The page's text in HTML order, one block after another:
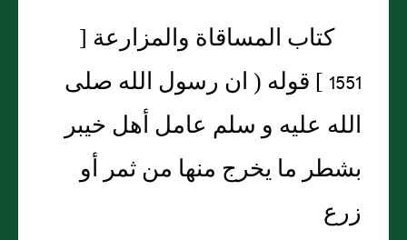
كتاب المساقاة والمزارعة [
1551 ] قوله ( ان رسول الله صلى
الله عليه و سلم عامل أهل خيبر
بشطر ما يخرج منها من ثمر أو
زرع